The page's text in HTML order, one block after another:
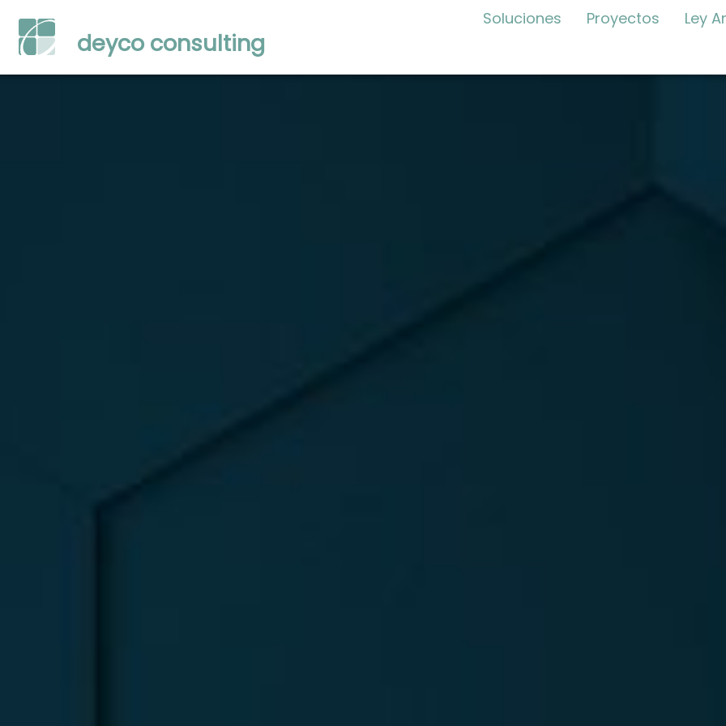
deyco consulting
Soluciones Proyectos Ley